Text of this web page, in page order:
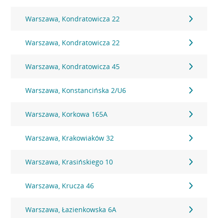
Warszawa, Kondratowicza 22
Warszawa, Kondratowicza 22
Warszawa, Kondratowicza 45
Warszawa, Konstancińska 2/U6
Warszawa, Korkowa 165A
Warszawa, Krakowiaków 32
Warszawa, Krasińskiego 10
Warszawa, Krucza 46
Warszawa, Łazienkowska 6A